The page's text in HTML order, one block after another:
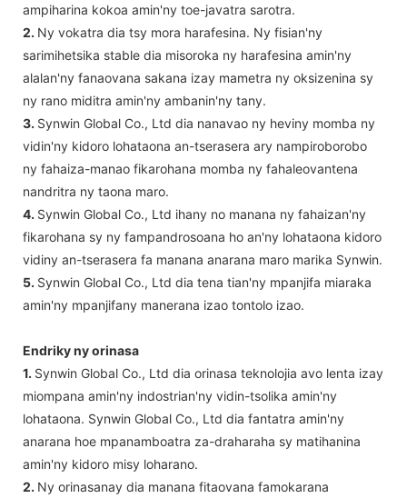
ampiharina kokoa amin'ny toe-javatra sarotra.
2. Ny vokatra dia tsy mora harafesina. Ny fisian'ny
sarimihetsika stable dia misoroka ny harafesina amin'ny
alalan'ny fanaovana sakana izay mametra ny oksizenina sy
ny rano miditra amin'ny ambanin'ny tany.
3. Synwin Global Co., Ltd dia nanavao ny heviny momba ny
vidin'ny kidoro lohataona an-tserasera ary nampiroborobo
ny fahaiza-manao fikarohana momba ny fahaleovantena
nandritra ny taona maro.
4. Synwin Global Co., Ltd ihany no manana ny fahaizan'ny
fikarohana sy ny fampandrosoana ho an'ny lohataona kidoro
vidiny an-tserasera fa manana anarana maro marika Synwin.
5. Synwin Global Co., Ltd dia tena tian'ny mpanjifa miaraka
amin'ny mpanjifany manerana izao tontolo izao.
Endriky ny orinasa
1. Synwin Global Co., Ltd dia orinasa teknolojia avo lenta izay
miompana amin'ny indostrian'ny vidin-tsolika amin'ny
lohataona. Synwin Global Co., Ltd dia fantatra amin'ny
anarana hoe mpanamboatra za-draharaha sy matihanina
amin'ny kidoro misy loharano.
2. Ny orinasanay dia manana fitaovana famokarana